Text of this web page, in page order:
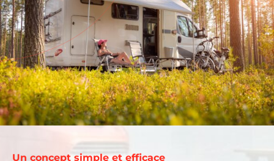
Un concept simple et efficace